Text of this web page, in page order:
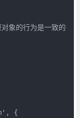
象的行为是一致的
{